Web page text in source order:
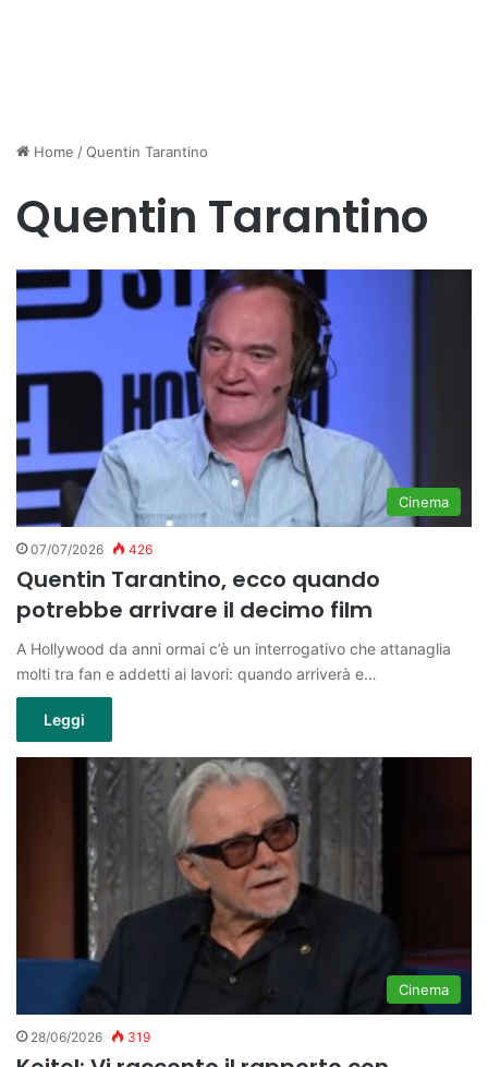
Home /Quentin Tarantino
Quentin Tarantino
Cinema
07/07/2026 426
Quentin Tarantino, ecco quando
potrebbe arrivare il decimo film
A Hollywood da anni ormai c’è un interrogativo che attanaglia
molti tra fan e addetti ai lavori: quando arriverà e…
Leggi
Cinema
28/06/2026 319